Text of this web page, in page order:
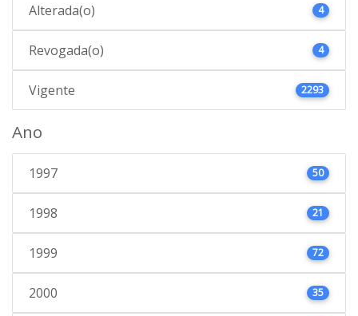
Alterada(o) 4
Revogada(o) 4
Vigente 2293
Ano
1997 50
1998 21
1999 72
2000 35